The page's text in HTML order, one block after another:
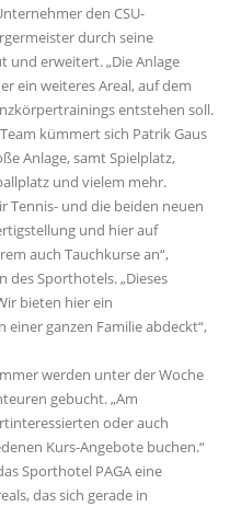
den CSU-
durch seine
und erweitert. „Die Anlage
ein weiteres Areal, auf dem
entstehen soll.
kümmert sich Patrik Gaus
Anlage, samt Spielplatz,
und vielem mehr.
Tennis- und die beiden neuen
und hier auf
auch Tauchkurse an“,
Sporthotels. „Dieses
bieten hier ein
ganzen Familie abdeckt“,
werden unter der Woche
gebucht. „Am
oder auch
Kurs-Angebote buchen.“
Sporthotel PAGA eine
das sich gerade in